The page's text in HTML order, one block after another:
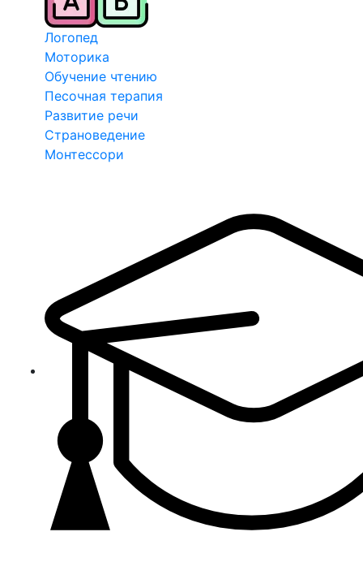
Логопед
Моторика
Обучение чтению
Песочная терапия
Развитие речи
Страноведение
Монтессори